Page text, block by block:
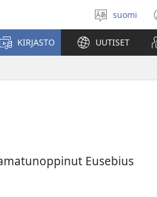
Valitse
kieli
suomi
KIRJASTO UUTISET
Eusebius